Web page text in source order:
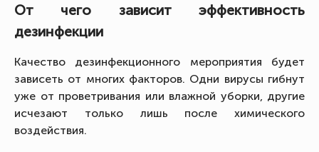
От чего зависит эффективность
дезинфекции
Качество дезинфекционного мероприятия будет
зависеть от многих факторов. Одни вирусы гибнут
уже от проветривания или влажной уборки, другие
исчезают только лишь после химического
воздействия.